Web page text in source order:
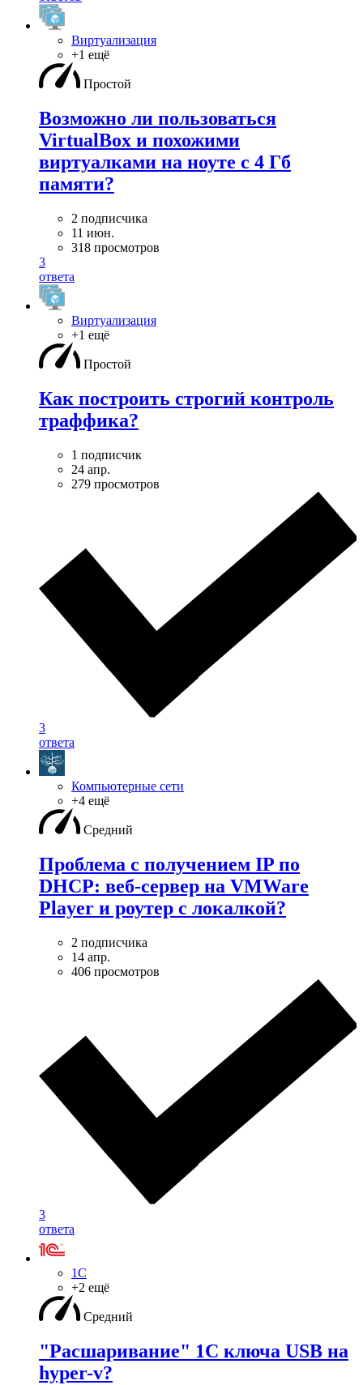
Виртуализация
+1 ещё
Простой
Возможно ли пользоваться
VirtualBox и похожими
виртуалками на ноуте с 4 Гб
памяти?
2 подписчика
11 июн.
318 просмотров
3
ответа
Виртуализация
+1 ещё
Простой
Как построить строгий контроль
траффика?
1 подписчик
24 апр.
279 просмотров
3
ответа
Компьютерные сети
+4 ещё
Средний
Проблема с получением IP по
DHCP: веб-сервер на VMWare
Player и роутер с локалкой?
2 подписчика
14 апр.
406 просмотров
3
ответа
1С
+2 ещё
Средний
"Расшаривание" 1С ключа USB на
hyper-v?